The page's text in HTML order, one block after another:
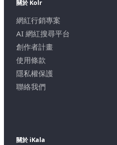
關於 Kolr
網紅行銷專案
AI 網紅搜尋平台
創作者計畫
使用條款
隱私權保護
聯絡我們
關於 iKala